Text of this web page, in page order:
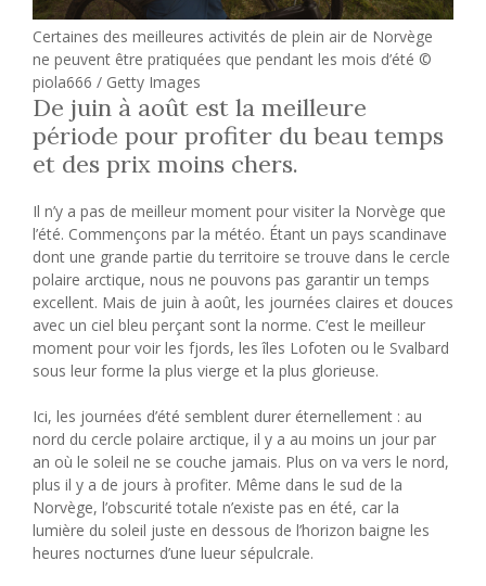
Certaines des meilleures activités de plein air de Norvège
ne peuvent être pratiquées que pendant les mois d’été ©
piola666 / Getty Images
De juin à août est la meilleure
période pour profiter du beau temps
et des prix moins chers.
Il n’y a pas de meilleur moment pour visiter la Norvège que
l’été. Commençons par la météo. Étant un pays scandinave
dont une grande partie du territoire se trouve dans le cercle
polaire arctique, nous ne pouvons pas garantir un temps
excellent. Mais de juin à août, les journées claires et douces
avec un ciel bleu perçant sont la norme. C’est le meilleur
moment pour voir les fjords, les îles Lofoten ou le Svalbard
sous leur forme la plus vierge et la plus glorieuse.
Ici, les journées d’été semblent durer éternellement : au
nord du cercle polaire arctique, il y a au moins un jour par
an où le soleil ne se couche jamais. Plus on va vers le nord,
plus il y a de jours à profiter. Même dans le sud de la
Norvège, l’obscurité totale n’existe pas en été, car la
lumière du soleil juste en dessous de l’horizon baigne les
heures nocturnes d’une lueur sépulcrale.